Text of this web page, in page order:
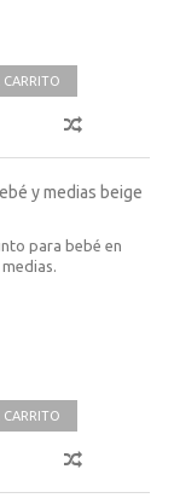
y medias beige
para bebé en